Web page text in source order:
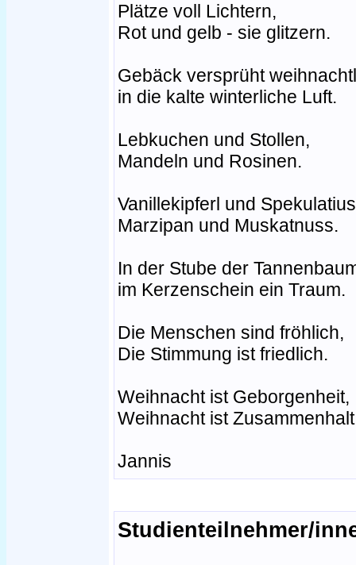
Plätze voll Lichtern,
Rot und gelb - sie glitzern.
Gebäck versprüht
in die kalte winterliche Luft.
Lebkuchen und Stollen,
Mandeln und Rosinen.
Vanillekipferl und
Marzipan und Muskatnuss.
In der Stube der
im Kerzenschein ein Traum.
Die Menschen sind fröhlich,
Die Stimmung ist friedlich.
Weihnacht ist Geborgenheit,
Weihnacht ist
Jannis
Studienteilnehmer/